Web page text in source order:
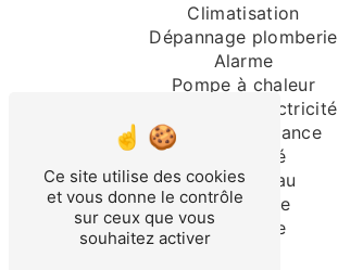
Climatisation
Dépannage plomberie
Alarme
Pompe à chaleur
Dépannage électricité
Vidéo surveillance
Électricité
Chauffe-eau
Domotique
Plomberie
Plombier
Ce site utilise des cookies
et vous donne le contrôle
sur ceux que vous
souhaitez activer